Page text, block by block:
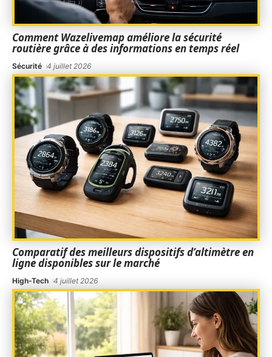
Comment Wazelivemap améliore la sécurité
routière grâce à des informations en temps réel
Sécurité 4 juillet 2026
Comparatif des meilleurs dispositifs d’altimètre en
ligne disponibles sur le marché
High-Tech 4 juillet 2026